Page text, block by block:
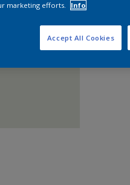
marketing efforts.
Info
Accept All Cookies